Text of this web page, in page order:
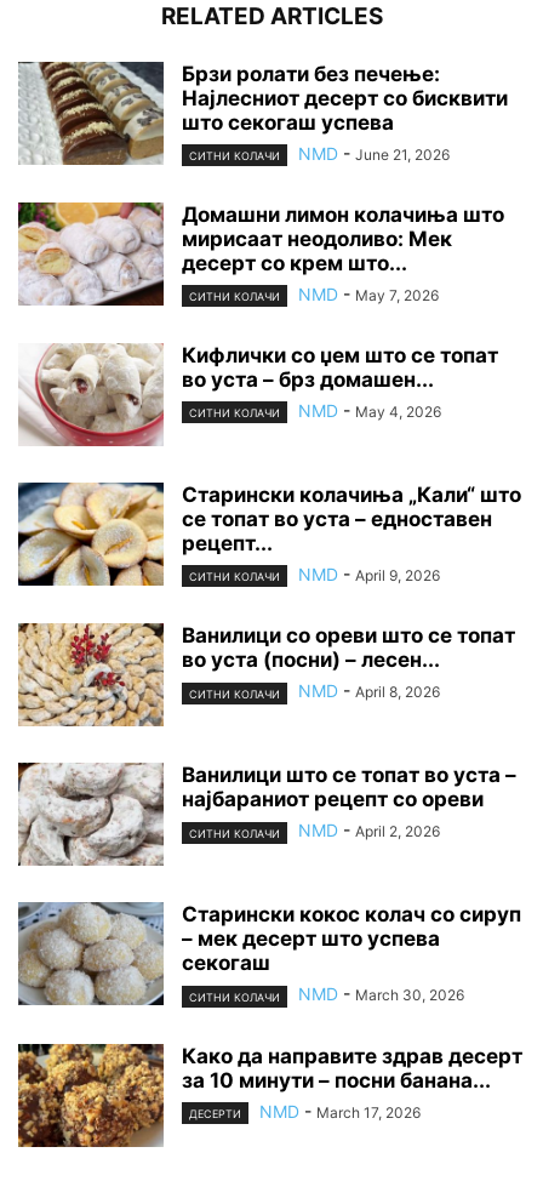
RELATED ARTICLES
Брзи ролати без печење:
Најлесниот десерт со бисквити
што секогаш успева
СИТНИ КОЛАЧИ NMD - June 21, 2026
Домашни лимон колачиња што
мирисаат неодоливо: Мек
десерт со крем што...
СИТНИ КОЛАЧИ NMD - May 7, 2026
Кифлички со џем што се топат
во уста – брз домашен...
СИТНИ КОЛАЧИ NMD - May 4, 2026
Старински колачиња „Кали“ што
се топат во уста – едноставен
рецепт...
СИТНИ КОЛАЧИ NMD - April 9, 2026
Ванилици со ореви што се топат
во уста (посни) – лесен...
СИТНИ КОЛАЧИ NMD - April 8, 2026
Ванилици што се топат во уста –
најбараниот рецепт со ореви
СИТНИ КОЛАЧИ NMD - April 2, 2026
Старински кокос колач со сируп
– мек десерт што успева
секогаш
СИТНИ КОЛАЧИ NMD - March 30, 2026
Како да направите здрав десерт
за 10 минути – посни банана...
ДЕСЕРТИ NMD - March 17, 2026